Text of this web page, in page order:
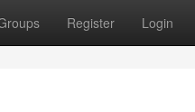
Register Login